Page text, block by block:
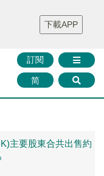
財華證券 媒體矩陣
智庫沙龍
聯絡我們
訂閱
简
下載APP
主要股東合共出售約